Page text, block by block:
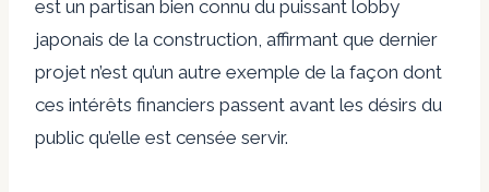
est un partisan bien connu du puissant lobby
japonais de la construction, affirmant que dernier
projet n’est qu’un autre exemple de la façon dont
ces intérêts financiers passent avant les désirs du
public qu’elle est censée servir.